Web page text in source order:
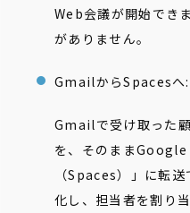
Web会議が開始でき
がありません。
GmailからSpacesへ:
Gmailで受け取った
を、そのまま
（Spaces）」に転
化し、担当者を割り